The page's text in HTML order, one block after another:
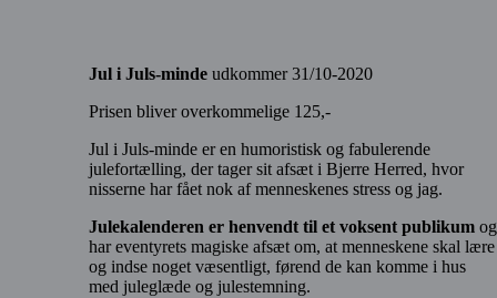
Jul i Juls-minde udkommer 31/10-2020
Prisen bliver overkommelige 125,-
Jul i Juls-minde er en humoristisk og fabulerende
julefortælling, der tager sit afsæt i Bjerre Herred, hvor
nisserne har fået nok af menneskenes stress og jag.
Julekalenderen er henvendt til et voksent publikum og
har eventyrets magiske afsæt om, at menneskene skal lære
og indse noget væsentligt, førend de kan komme i hus
med juleglæde og julestemning.